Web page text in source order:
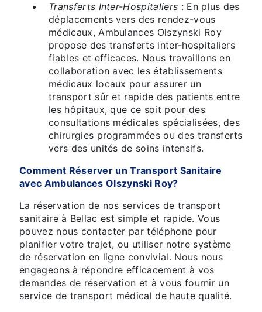
Transferts Inter-Hospitaliers : En plus des
déplacements vers des rendez-vous
médicaux, Ambulances Olszynski Roy
propose des transferts inter-hospitaliers
fiables et efficaces. Nous travaillons en
collaboration avec les établissements
médicaux locaux pour assurer un
transport sûr et rapide des patients entre
les hôpitaux, que ce soit pour des
consultations médicales spécialisées, des
chirurgies programmées ou des transferts
vers des unités de soins intensifs.
Comment Réserver un Transport Sanitaire
avec Ambulances Olszynski Roy?
La réservation de nos services de transport
sanitaire à Bellac est simple et rapide. Vous
pouvez nous contacter par téléphone pour
planifier votre trajet, ou utiliser notre système
de réservation en ligne convivial. Nous nous
engageons à répondre efficacement à vos
demandes de réservation et à vous fournir un
service de transport médical de haute qualité.